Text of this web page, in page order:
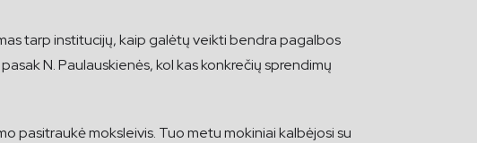
tarp institucijų, kaip galėtų veikti bendra pagalbos
N. Paulauskienės, kol kas konkrečių sprendimų
pasitraukė moksleivis. Tuo metu mokiniai kalbėjosi su